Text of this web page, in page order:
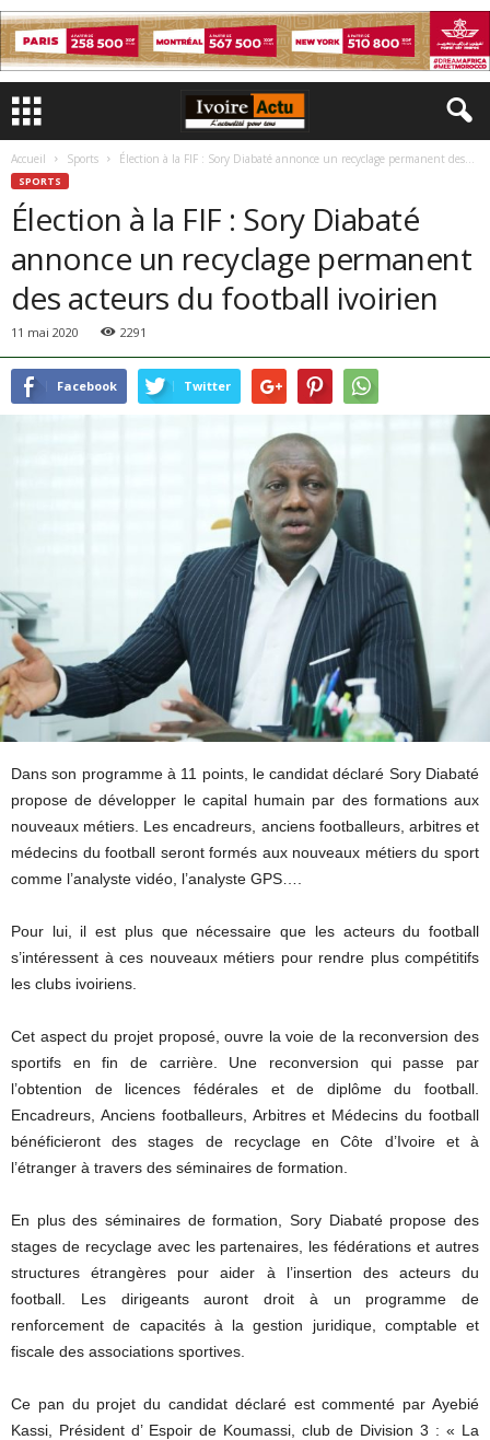
Accueil Sports Élection à la FIF : Sory Diabaté annonce un recyclage permanent des...
SPORTS
Élection à la FIF : Sory Diabaté
annonce un recyclage permanent
des acteurs du football ivoirien
11 mai 2020 2291
Facebook Twitter
Dans son programme à 11 points, le candidat déclaré Sory Diabaté
propose de développer le capital humain par des formations aux
nouveaux métiers. Les encadreurs, anciens footballeurs, arbitres et
médecins du football seront formés aux nouveaux métiers du sport
comme l’analyste vidéo, l’analyste GPS….
Pour lui, il est plus que nécessaire que les acteurs du football
s’intéressent à ces nouveaux métiers pour rendre plus compétitifs
les clubs ivoiriens.
Cet aspect du projet proposé, ouvre la voie de la reconversion des
sportifs en fin de carrière. Une reconversion qui passe par
l’obtention de licences fédérales et de diplôme du football.
Encadreurs, Anciens footballeurs, Arbitres et Médecins du football
bénéficieront des stages de recyclage en Côte d’Ivoire et à
l’étranger à travers des séminaires de formation.
En plus des séminaires de formation, Sory Diabaté propose des
stages de recyclage avec les partenaires, les fédérations et autres
structures étrangères pour aider à l’insertion des acteurs du
football. Les dirigeants auront droit à un programme de
renforcement de capacités à la gestion juridique, comptable et
fiscale des associations sportives.
Ce pan du projet du candidat déclaré est commenté par Ayebié
Kassi, Président d’ Espoir de Koumassi, club de Division 3 : « La